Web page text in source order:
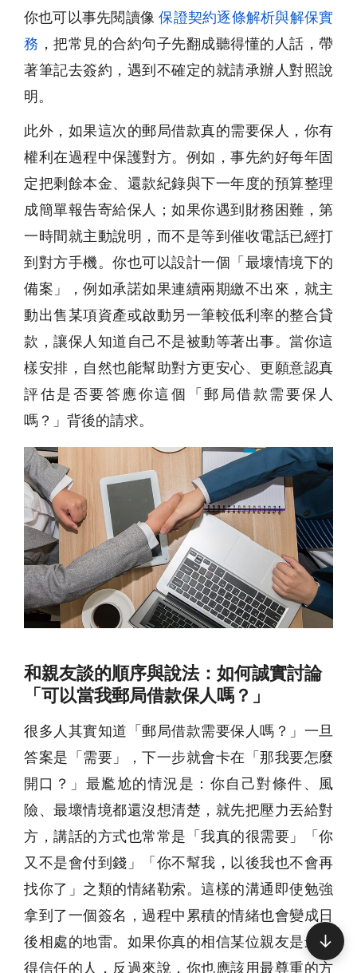
你也可以事先閱讀像 保證契約逐條解析與解保實
務 ，把常見的合約句子先翻成聽得懂的人話，帶
著筆記去簽約，遇到不確定的就請承辦人對照說
明。
此外，如果這次的郵局借款真的需要保人，你有
權利在過程中保護對方。例如，事先約好每年固
定把剩餘本金、還款紀錄與下一年度的預算整理
成簡單報告寄給保人；如果你遇到財務困難，第
一時間就主動說明，而不是等到催收電話已經打
到對方手機。你也可以設計一個「最壞情境下的
備案」，例如承諾如果連續兩期繳不出來，就主
動出售某項資產或啟動另一筆較低利率的整合貸
款，讓保人知道自己不是被動等著出事。當你這
樣安排，自然也能幫助對方更安心、更願意認真
評估是否要答應你這個「郵局借款需要保人
嗎？」背後的請求。
和親友談的順序與說法：如何誠實討論
「可以當我郵局借款保人嗎？」
很多人其實知道「郵局借款需要保人嗎？」一旦
答案是「需要」，下一步就會卡在「那我要怎麼
開口？」最尷尬的情況是：你自己對條件、風
險、最壞情境都還沒想清楚，就先把壓力丟給對
方，講話的方式也常常是「我真的很需要」「你
又不是會付到錢」「你不幫我，以後我也不會再
找你了」之類的情緒勒索。這樣的溝通即使勉強
拿到了一個簽名，過程中累積的情緒也會變成日
後相處的地雷。如果你真的相信某位親友是最值
得信任的人，反過來說，你也應該用最尊重的方
↓